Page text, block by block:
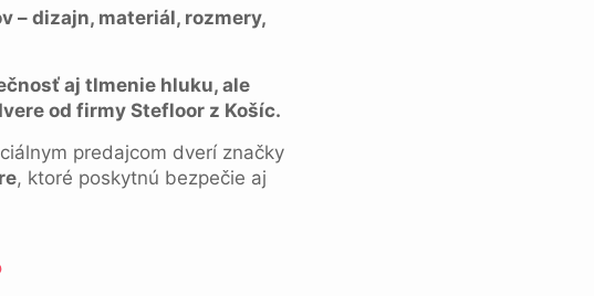
– dizajn, materiál, rozmery,
aj tlmenie hluku, ale
od firmy Stefloor z Košíc.
predajcom dverí značky
, ktoré poskytnú bezpečie aj